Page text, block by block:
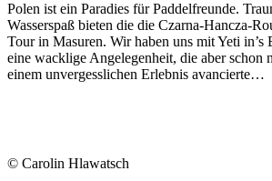
Polen ist ein Paradies für Paddelfreunde.
Wasserspaß bieten die die Czarna-Hancza-
Tour in Masuren. Wir haben uns mit Yeti in’s
eine wacklige Angelegenheit, die aber schon
einem unvergesslichen Erlebnis avancierte…
© Carolin Hlawatsch